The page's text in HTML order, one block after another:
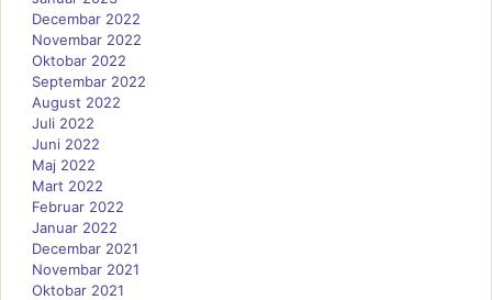
Decembar 2022
Novembar 2022
Oktobar 2022
Septembar 2022
August 2022
Juli 2022
Juni 2022
Maj 2022
Mart 2022
Februar 2022
Januar 2022
Decembar 2021
Novembar 2021
Oktobar 2021